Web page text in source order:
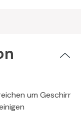
um Geschirr